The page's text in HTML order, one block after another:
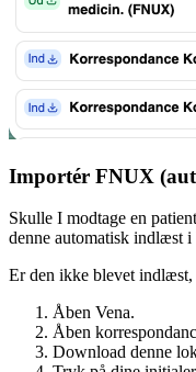
Importér FNUX
Skulle I modtage en
denne automatisk indlæst
Er den ikke blevet
Åben Vena.
Åben
Download denne